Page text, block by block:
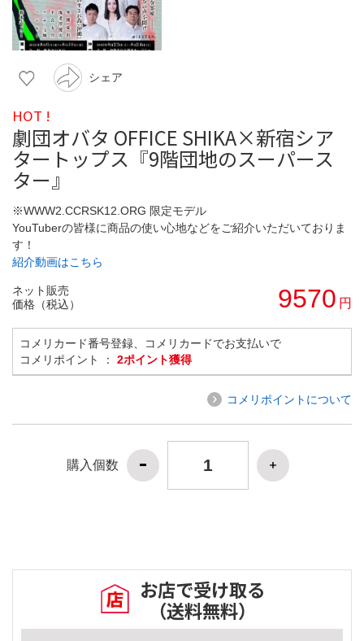
シェア
HOT !
劇団オバタ OFFICE SHIKA×新宿シア
タートップス『9階団地のスーパース
ター』
※WWW2.CCRSK12.ORG 限定モデル
YouTuberの皆様に商品の使い心地などをご紹介いただいておりま
す！
紹介動画はこちら
ネット販売
価格（税込）
9570 円
コメリカード番号登録、コメリカードでお支払いで
コメリポイント ： 2ポイント獲得
コメリポイントについて
購入個数
お店で受け取る
（送料無料）